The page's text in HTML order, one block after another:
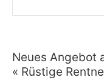
Neues Angebot
« Rüstige